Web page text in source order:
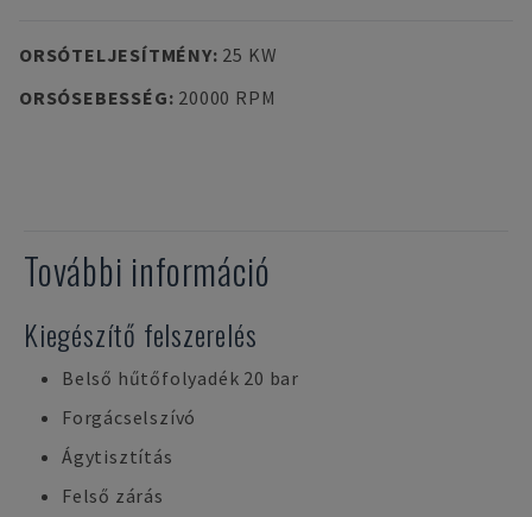
ORSÓTELJESÍTMÉNY: 25 KW
ORSÓSEBESSÉG: 20000 RPM
További információ
Kiegészítő felszerelés
Belső hűtőfolyadék 20 bar
Forgácselszívó
Ágytisztítás
Felső zárás